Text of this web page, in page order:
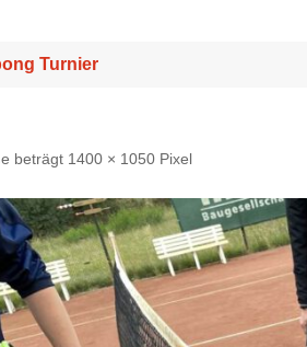
Turnier
beträgt 1400 × 1050 Pixel